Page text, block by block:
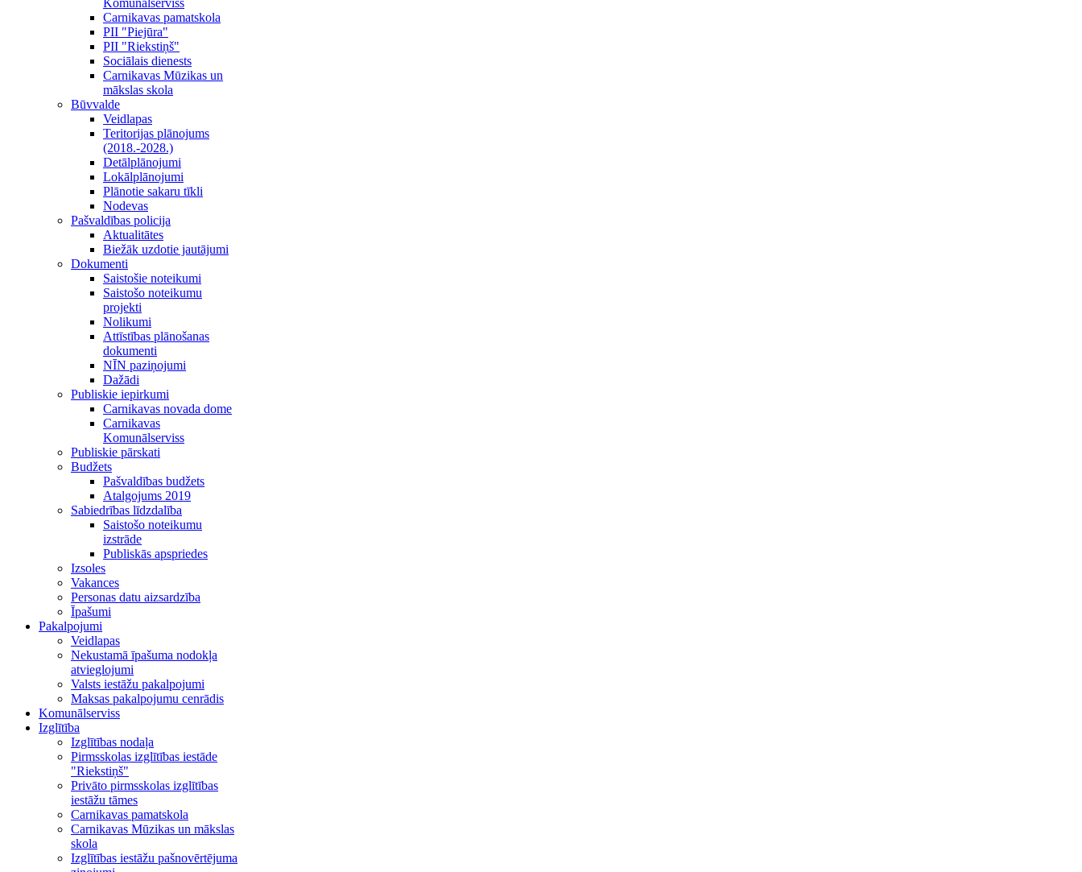
Komunālserviss
Carnikavas pamatskola
PII "Piejūra"
PII "Riekstiņš"
Sociālais dienests
Carnikavas Mūzikas un
mākslas skola
Būvvalde
Veidlapas
Teritorijas plānojums
(2018.-2028.)
Detālplānojumi
Lokālplānojumi
Plānotie sakaru tīkli
Nodevas
Pašvaldības policija
Aktualitātes
Biežāk uzdotie jautājumi
Dokumenti
Saistošie noteikumi
Saistošo noteikumu
projekti
Nolikumi
Attīstības plānošanas
dokumenti
NĪN paziņojumi
Dažādi
Publiskie iepirkumi
Carnikavas novada dome
Carnikavas
Komunālserviss
Publiskie pārskati
Budžets
Pašvaldības budžets
Atalgojums 2019
Sabiedrības līdzdalība
Saistošo noteikumu
izstrāde
Publiskās apspriedes
Izsoles
Vakances
Personas datu aizsardzība
Īpašumi
Pakalpojumi
Veidlapas
Nekustamā īpašuma nodokļa
atvieglojumi
Valsts iestāžu pakalpojumi
Maksas pakalpojumu cenrādis
Komunālserviss
Izglītība
Izglītības nodaļa
Pirmsskolas izglītības iestāde
"Riekstiņš"
Privāto pirmsskolas izglītības
iestāžu tāmes
Carnikavas pamatskola
Carnikavas Mūzikas un mākslas
skola
Izglītības iestāžu pašnovērtējuma